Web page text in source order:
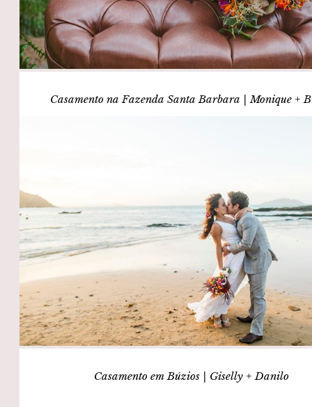
Casamento na Fazenda Santa Barbara | Monique +
Casamento em Búzios | Giselly + Danilo